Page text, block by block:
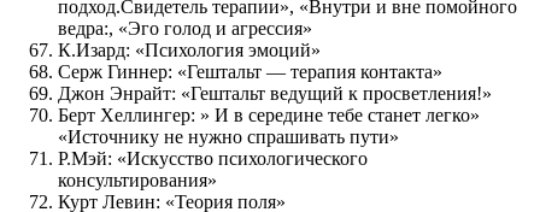
подход.Свидетель терапии», «Внутри и вне помойного
ведра:, «Эго голод и агрессия»
К.Изард: «Психология эмоций»
Серж Гиннер: «Гештальт — терапия контакта»
Джон Энрайт: «Гештальт ведущий к просветления!»
Берт Хеллингер: » И в середине тебе станет легко»
«Источнику не нужно спрашивать пути»
Р.Мэй: «Искусство психологического
консультирования»
Курт Левин: «Теория поля»